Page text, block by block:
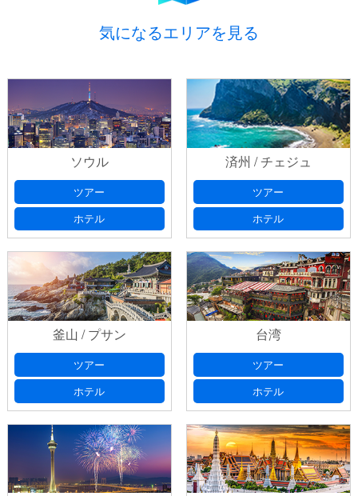
気になるエリアを見る
ソウル
ツアー
ホテル
済州 / チェジュ
ツアー
ホテル
釜山 / プサン
ツアー
ホテル
台湾
ツアー
ホテル